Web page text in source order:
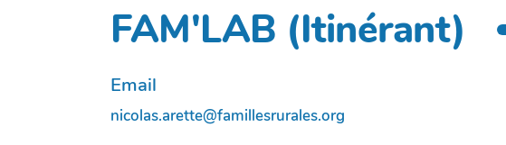
FAM'LAB (Itinérant)
Email
nicolas.arette@famillesrurales.org